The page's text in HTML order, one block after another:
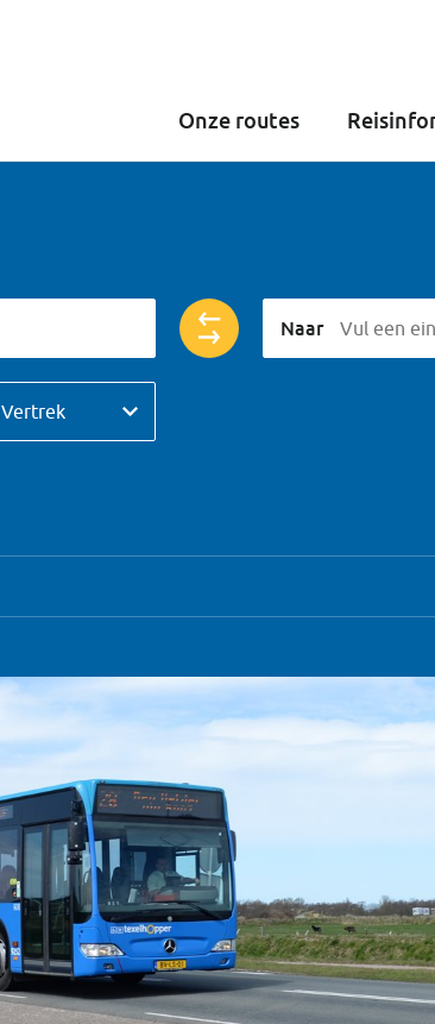
Onze routes
Naar Vul een
Vertrek